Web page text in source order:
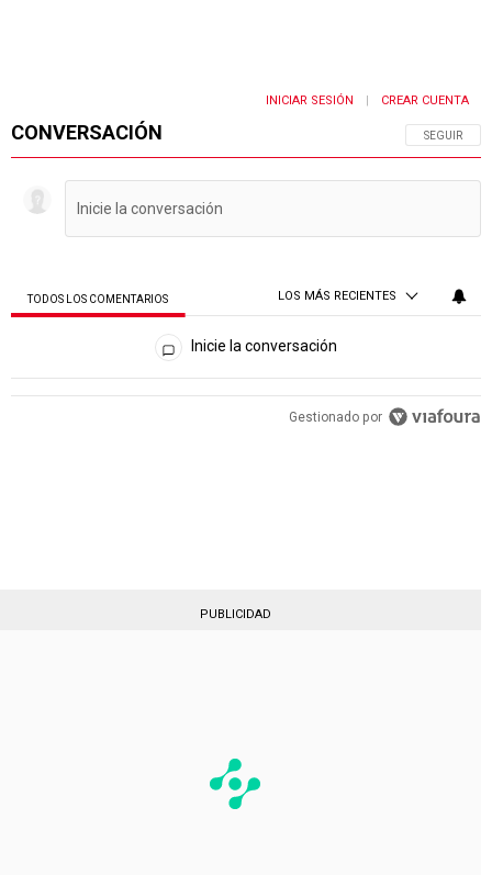
CONVERSACIÓN SIGA ESTA
SEGUIR
INICIAR SESIÓN CREAR CUENTA
TODOS LOS COMENTARIOS LOS MÁS RECIENTES
Todos los comentarios
Inicie la conversación
PUBLICIDAD